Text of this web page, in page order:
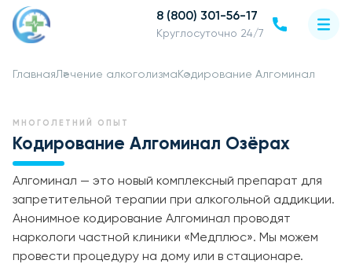
8 (800) 301-56-17
Круглосуточно 24/7
ГлавнаяЛечение алкоголизма Кодирование Алгоминал
МНОГОЛЕТНИЙ ОПЫТ
Кодирование Алгоминал Озёрах
Алгоминал — это новый комплексный препарат для
запретительной терапии при алкогольной аддикции.
Анонимное кодирование Алгоминал проводят
наркологи частной клиники «Медплюс». Мы можем
провести процедуру на дому или в стационаре.